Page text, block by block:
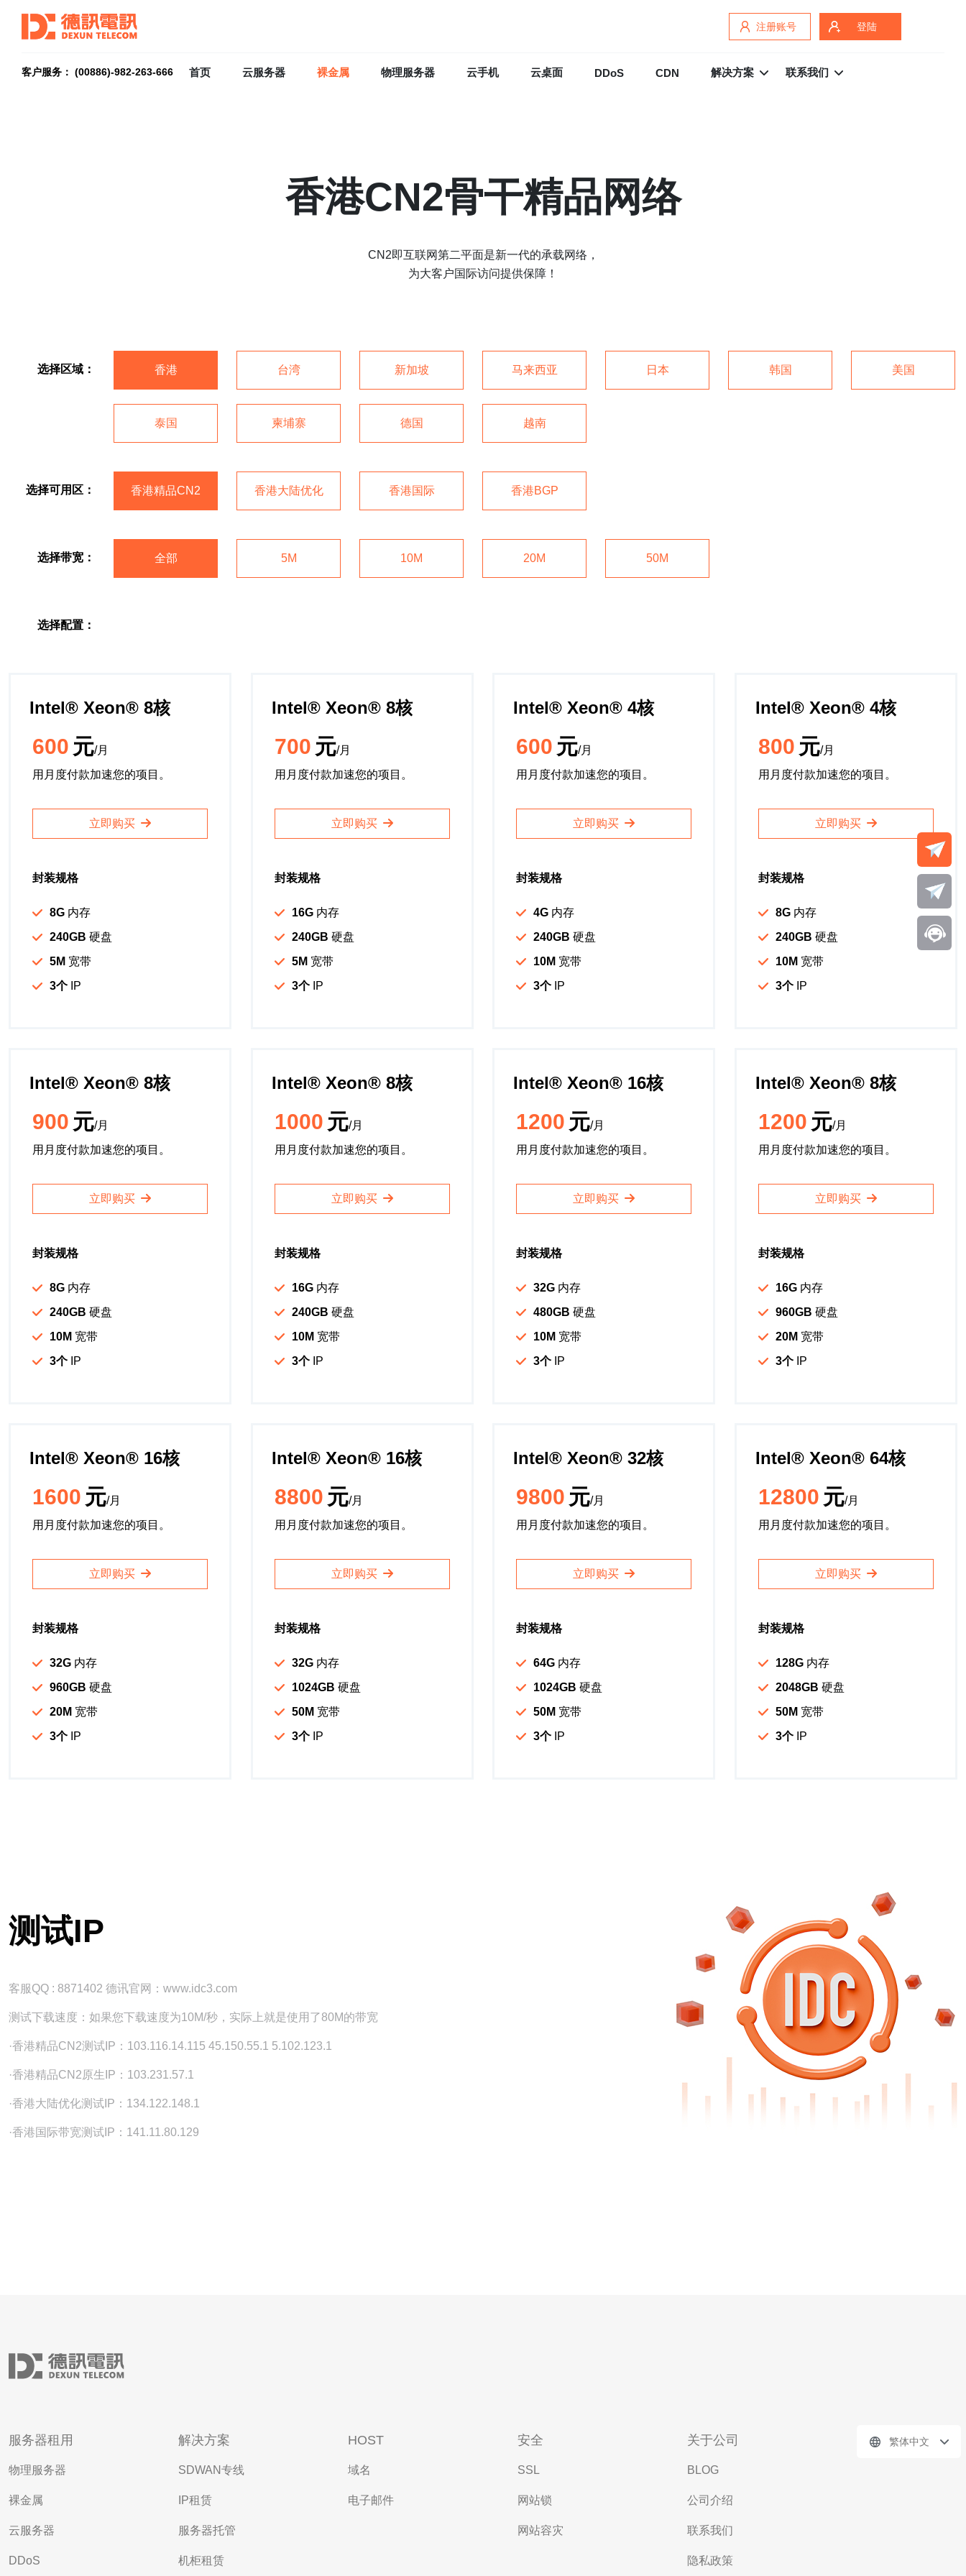
注册账号 登陆
客户服务： (00886)-982-263-666 首页 云服务器 裸金属 物理服务器 云手机 云桌面 DDoS CDN 解决方案 联系我们
香港CN2骨干精品网络
CN2即互联网第二平面是新一代的承载网络，
为大客户国际访问提供保障！
选择区域： 香港 台湾 新加坡 马来西亚 日本 韩国 美国
泰国 柬埔寨 德国 越南
选择可用区： 香港精品CN2 香港大陆优化 香港国际 香港BGP
选择带宽： 全部 5M 10M 20M 50M
选择配置：
Intel®️ Xeon®️ 8核
600 元/月
用月度付款加速您的项目。
立即购买
封装规格
8G 内存
240GB 硬盘
5M 宽带
3个 IP
Intel®️ Xeon®️ 8核
700 元/月
用月度付款加速您的项目。
立即购买
封装规格
16G内存
240GB 硬盘
5M 宽带
3个IP
Intel®️ Xeon®️ 4核
600 元/月
用月度付款加速您的项目。
立即购买
封装规格
4G 内存
240GB 硬盘
10M 宽带
3个 IP
Intel®️ Xeon®️ 4核
800 元/月
用月度付款加速您的项目。
立即购买
封装规格
8G内存
240GB 硬盘
10M 宽带
3个IP
Intel®️ Xeon®️ 8核
900 元/月
用月度付款加速您的项目。
立即购买
封装规格
8G 内存
240GB 硬盘
10M 宽带
3个 IP
Intel®️ Xeon®️ 8核
1000 元/月
用月度付款加速您的项目。
立即购买
封装规格
16G内存
240GB 硬盘
10M 宽带
3个IP
Intel®️ Xeon®️ 16核
1200 元/月
用月度付款加速您的项目。
立即购买
封装规格
32G 内存
480GB 硬盘
10M 宽带
3个 IP
Intel®️ Xeon®️ 8核
1200 元/月
用月度付款加速您的项目。
立即购买
封装规格
16G内存
960GB 硬盘
20M 宽带
3个IP
Intel®️ Xeon®️ 16核
1600 元/月
用月度付款加速您的项目。
立即购买
封装规格
32G 内存
960GB 硬盘
20M 宽带
3个 IP
Intel®️ Xeon®️ 16核
8800 元/月
用月度付款加速您的项目。
立即购买
封装规格
32G内存
1024GB 硬盘
50M 宽带
3个IP
Intel®️ Xeon®️ 32核
9800 元/月
用月度付款加速您的项目。
立即购买
封装规格
64G 内存
1024GB 硬盘
50M 宽带
3个 IP
Intel®️ Xeon®️ 64核
12800 元/月
用月度付款加速您的项目。
立即购买
封装规格
128G内存
2048GB 硬盘
50M 宽带
3个IP
测试IP
客服QQ : 8871402 德讯官网：www.idc3.com
测试下载速度：如果您下载速度为10M/秒，实际上就是使用了80M的带宽
·香港精品CN2测试IP：103.116.14.115 45.150.55.1 5.102.123.1
·香港精品CN2原生IP：103.231.57.1
·香港大陆优化测试IP：134.122.148.1
·香港国际带宽测试IP：141.11.80.129
服务器租用
物理服务器
裸金属
云服务器
DDoS
解决方案
SDWAN专线
IP租赁
服务器托管
机柜租赁
HOST
域名
电子邮件
安全
SSL
网站锁
网站容灾
关于公司
BLOG
公司介绍
联系我们
隐私政策
繁体中文